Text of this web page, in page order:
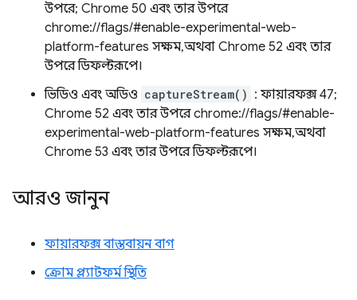
উপরে; Chrome 50 এবং তার উপরে
chrome://flags/#enable-experimental-web-
platform-features সক্ষম, অথবা Chrome 52 এবং তার
উপরে ডিফল্টরূপে।
ভিডিও এবং অডিও captureStream() : ফায়ারফক্স 47;
Chrome 52 এবং তার উপরে chrome://flags/#enable-
experimental-web-platform-features সক্ষম, অথবা
Chrome 53 এবং তার উপরে ডিফল্টরূপে।
আরও জানুন
ফায়ারফক্স বাস্তবায়ন বাগ
ক্রোম প্ল্যাটফর্ম স্থিতি